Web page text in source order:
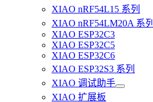
XIAO nRF54L15 系列
XIAO nRF54LM20A 系列
XIAO ESP32C3
XIAO ESP32C5
XIAO ESP32C6
XIAO ESP32S3 系列
XIAO 调试助手
XIAO 扩展板